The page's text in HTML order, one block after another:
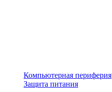
Компьютерная периферия
Защита питания